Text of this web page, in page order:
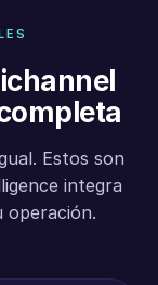
Estos son
integra